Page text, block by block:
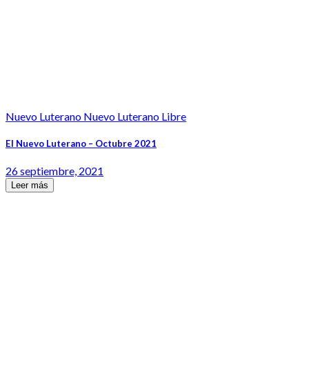
Nuevo Luterano Nuevo Luterano Libre
El Nuevo Luterano – Octubre 2021
26 septiembre, 2021
Leer más